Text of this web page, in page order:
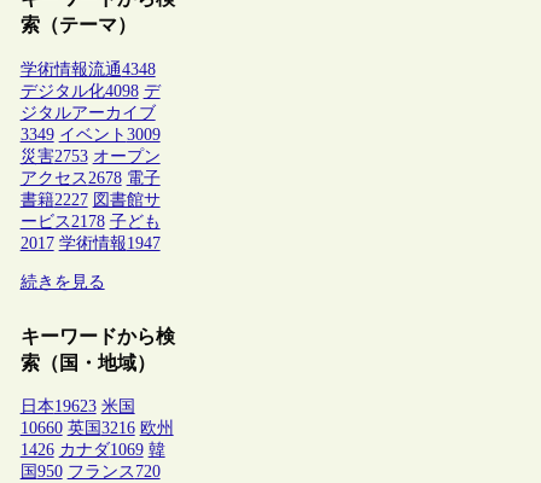
索（テーマ）
学術情報流通4348
デジタル化4098 デ
ジタルアーカイブ
3349 イベント 3009
災害2753 オープン
アクセス 2678 電子
書籍2227 図書館サ
ービス 2178 子ども
2017 学術情報1947
続きを見る
キーワードから検
索（国・地域）
日本19623 米国
10660 英国 3216 欧州
1426 カナダ1069 韓
国 950 フランス 720